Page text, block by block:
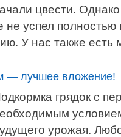
цвести.
успел полностью
У нас также есть
— лучшее вложение!
грядок с
урожая.